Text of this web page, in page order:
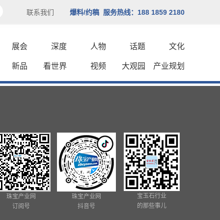
联系我们 爆料/约稿 服务热线：188 1859 2180
展会 深度 人物 话题 文化
新品 看世界 视频 大观园 产业规划
珠宝产业网
订阅号
珠宝产业网
抖音号
宝玉石行业
的那些事儿